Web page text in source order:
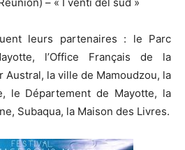
leurs partenaires : le Parc
l’Office Français de la
Austral, la ville de Mamoudzou, la
le Département de Mayotte, la
Subaqua, la Maison des Livres.